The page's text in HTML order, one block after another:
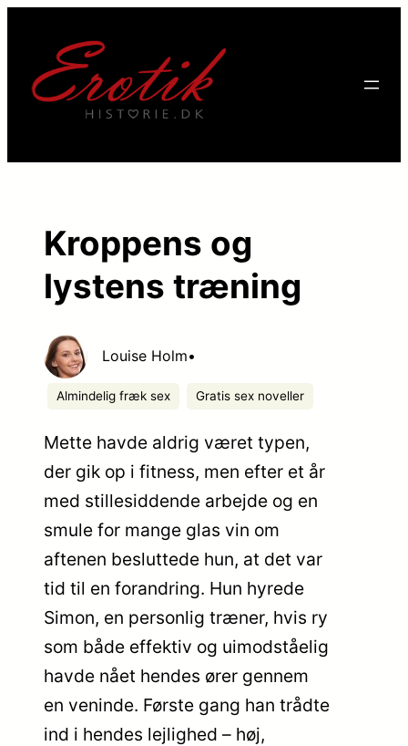
Kroppens og
lystens træning
Louise Holm•
Almindelig fræk sex Gratis sex noveller
Mette havde aldrig været typen,
der gik op i fitness, men efter et år
med stillesiddende arbejde og en
smule for mange glas vin om
aftenen besluttede hun, at det var
tid til en forandring. Hun hyrede
Simon, en personlig træner, hvis ry
som både effektiv og uimodståelig
havde nået hendes ører gennem
en veninde. Første gang han trådte
ind i hendes lejlighed – høj,